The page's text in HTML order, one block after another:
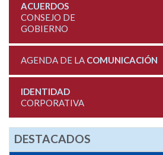
ACUERDOS
CONSEJO DE
GOBIERNO
AGENDA DE LA COMUNICACIÓN
IDENTIDAD
CORPORATIVA
DESTACADOS